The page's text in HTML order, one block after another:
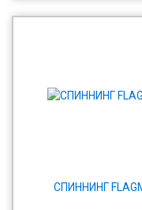
СПИННИНГ